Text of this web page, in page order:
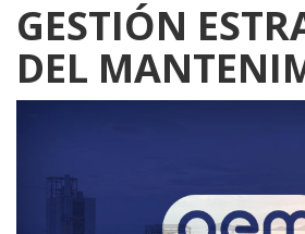
GESTIÓN
DEL